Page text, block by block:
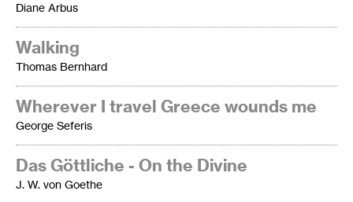
Diane Arbus
Walking
Thomas Bernhard
Wherever I travel Greece wounds me
George Seferis
Das Göttliche - On the Divine
J. W. von Goethe